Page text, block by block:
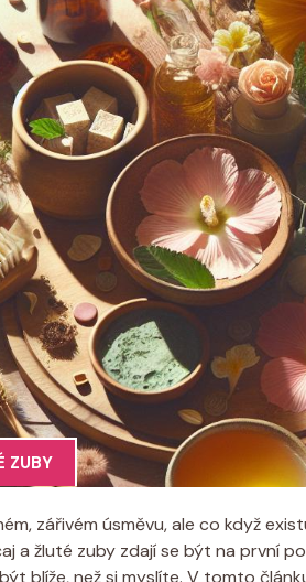
ZUBY
zářivém úsměvu, ale co když
a žluté zuby zdají se být na první
blíže, než si myslíte. V tomto